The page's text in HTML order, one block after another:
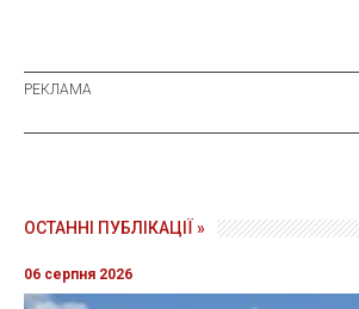
ОСТАННІ ПУБЛІКАЦІЇ »
06 серпня 2026